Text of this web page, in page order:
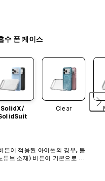
수 폰 케이스
SolidX/
Clear
튼이 적용된 아이폰의 경우, 블
튜브 소재) 버튼이 기본으로 장